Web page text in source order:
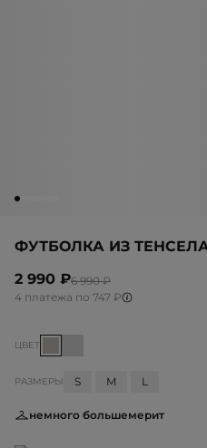
ФУТБОЛКА ИЗ
2 990 ₽6 990 ₽
4 платежа по 747 ₽
ЦВЕТ
РАЗМЕРЫ S M L
немного большемерит